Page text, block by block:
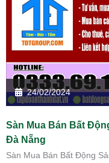
24/02/2024
Sàn Mua Bán Bất
Đà Nẵng
Sàn Mua Bán Bất Động